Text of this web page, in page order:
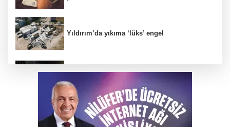
Yıldırım’da yıkıma ‘lüks’ engel
ortalığı ayağa kaldırdı!
Trump İran'la anlaşmadan yana; Ülkeyi taş
devrine döndürmekten söz ediyordu!